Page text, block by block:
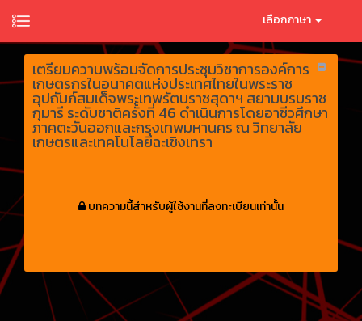
เลือกภาษา
เตรียมความพร้อมจัดการประชุมวิชาการองค์การ
เกษตรกรในอนาคตแห่งประเทศไทยในพระราช
อุปถัมภ์สมเด็จพระเทพรัตนราชสุดาฯ สยามบรมราช
กุมารี ระดับชาติครั้งที่ 46 ดำเนินการโดยอาชีวศึกษา
ภาคตะวันออกและกรุงเทพมหานคร ณ วิทยาลัย
เกษตรและเทคโนโลยีฉะเชิงเทรา
บทความนี้สำหรับผู้ใช้งานที่ลงทะเบียนเท่านั้น